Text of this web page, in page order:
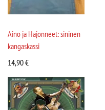
Aino ja Hajonneet: sininen
kangaskassi
14,90€